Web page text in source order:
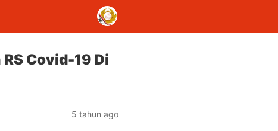
Covid-19 Di
5 tahun ago